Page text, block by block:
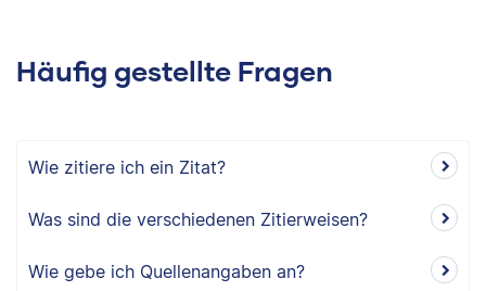
Häufig gestellte Fragen
Wie zitiere ich ein Zitat?
Was sind die verschiedenen Zitierweisen?
Wie gebe ich Quellenangaben an?